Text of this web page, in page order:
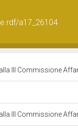
a17_26104
III Commissione
III Commissione